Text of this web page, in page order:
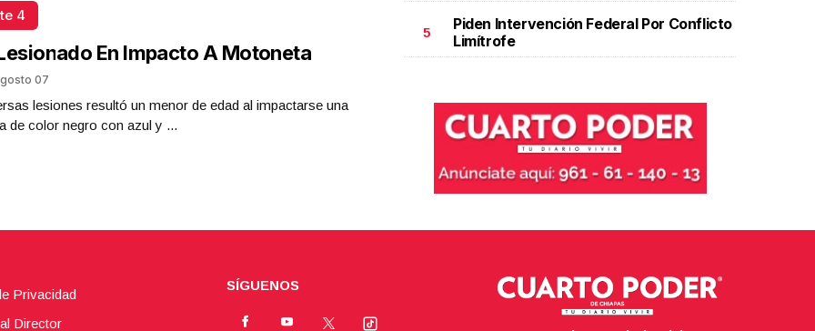
4
En Impacto A Motoneta
07
lesiones resultó un menor de edad al impactarse una
de color negro con azul y ...
5
Piden Intervención Federal Por Conflicto
Limítrofe
Privacidad
Director
SÍGUENOS